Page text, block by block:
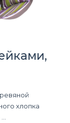
хлопка